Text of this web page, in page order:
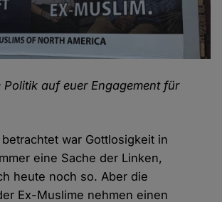
Politik auf euer Engagement für
war Gottlosigkeit in
eine Sache der Linken,
heute noch so. Aber die
Ex-Muslime nehmen einen